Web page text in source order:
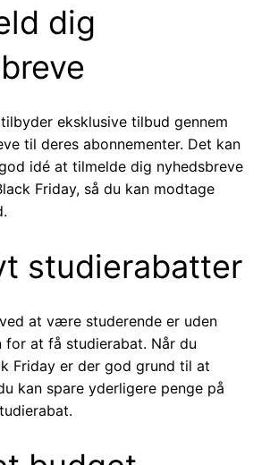
dig
eksklusive tilbud gennem
til deres abonnementer. Det kan
idé at tilmelde dig nyhedsbreve
Friday, så du kan modtage
studierabatter
at være studerende er uden
for at få studierabat. Når du
Friday er der god grund til at
kan spare yderligere penge på